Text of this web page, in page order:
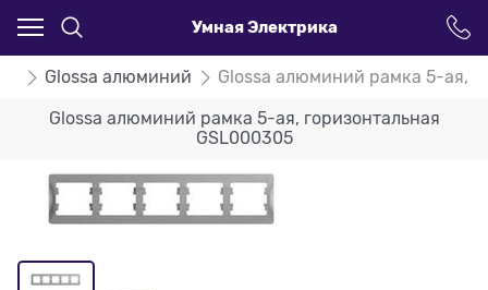
Умная Электрика
Glossa алюминий Glossa алюминий рамка 5-ая,
Glossa алюминий рамка 5-ая, горизонтальная
GSL000305